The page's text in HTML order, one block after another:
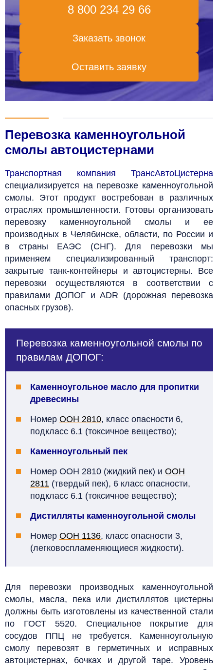
8 800 234 29 66
Заказать звонок
Оставить заявку
Перевозка каменноугольной
смолы автоцистернами
Транспортная компания ТрансАвтоЦистерна
специализируется на перевозке каменноугольной
смолы. Этот продукт востребован в различных
отраслях промышленности. Готовы организовать
перевозку каменноугольной смолы и ее
производных в Челябинске, области, по России и
в страны ЕАЭС (СНГ). Для перевозки мы
применяем специализированный транспорт:
закрытые танк-контейнеры и автоцистерны. Все
перевозки осуществляются в соответствии с
правилами ДОПОГ и ADR (дорожная перевозка
опасных грузов).
Перевозка каменноугольной смолы по
правилам ДОПОГ:
Каменноугольное масло для пропитки
древесины
Номер ООН 2810, класс опасности 6,
подкласс 6.1 (токсичное вещество);
Каменноугольный пек
Номер ООН 2810 (жидкий пек) и ООН
2811 (твердый пек), 6 класс опасности,
подкласс 6.1 (токсичное вещество);
Дистилляты каменноугольной смолы
Номер ООН 1136, класс опасности 3,
(легковоспламеняющиеся жидкости).
Для перевозки производных каменноугольной
смолы, масла, пека или дистиллятов цистерны
должны быть изготовлены из качественной стали
по ГОСТ 5520. Специальное покрытие для
сосудов ППЦ не требуется. Каменноугольную
смолу перевозят в герметичных и исправных
автоцистернах, бочках и другой таре. Уровень